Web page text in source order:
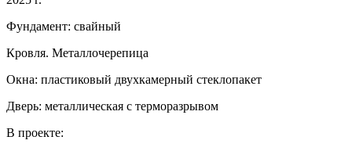
Фундамент: свайный
Кровля. Металлочерепица
Окна: пластиковый двухкамерный стеклопакет
Дверь: металлическая с терморазрывом
В проекте: